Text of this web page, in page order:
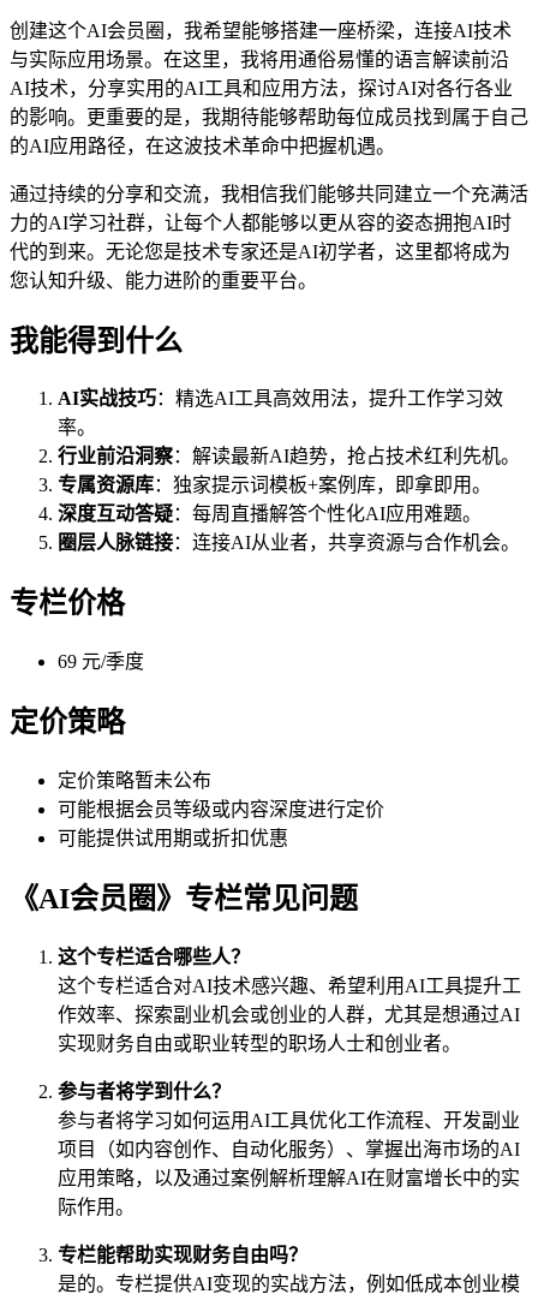
创建这个AI会员圈，我希望能够搭建一座桥梁，连接AI技术
与实际应用场景。在这里，我将用通俗易懂的语言解读前沿
AI技术，分享实用的AI工具和应用方法，探讨AI对各行各业
的影响。更重要的是，我期待能够帮助每位成员找到属于自己
的AI应用路径，在这波技术革命中把握机遇。
通过持续的分享和交流，我相信我们能够共同建立一个充满活
力的AI学习社群，让每个人都能够以更从容的姿态拥抱AI时
代的到来。无论您是技术专家还是AI初学者，这里都将成为
您认知升级、能力进阶的重要平台。
我能得到什么
AI实战技巧：精选AI工具高效用法，提升工作学习效
率。
行业前沿洞察：解读最新AI趋势，抢占技术红利先机。
专属资源库：独家提示词模板+案例库，即拿即用。
深度互动答疑：每周直播解答个性化AI应用难题。
圈层人脉链接：连接AI从业者，共享资源与合作机会。
专栏价格
69 元/季度
定价策略
定价策略暂未公布
可能根据会员等级或内容深度进行定价
可能提供试用期或折扣优惠
《AI会员圈》专栏常见问题
这个专栏适合哪些人？
这个专栏适合对AI技术感兴趣、希望利用AI工具提升工
作效率、探索副业机会或创业的人群，尤其是想通过AI
实现财务自由或职业转型的职场人士和创业者。
参与者将学到什么？
参与者将学习如何运用AI工具优化工作流程、开发副业
项目（如内容创作、自动化服务）、掌握出海市场的AI
应用策略，以及通过案例解析理解AI在财富增长中的实
际作用。
专栏能帮助实现财务自由吗？
是的。专栏提供AI变现的实战方法，例如低成本创业模